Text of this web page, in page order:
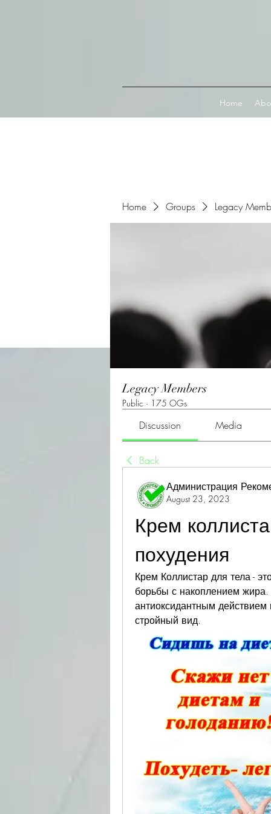
Home
Home Groups Legacy
Legacy Members
Public · 175 OGs
Discussion Media
Back
Администрация
August 23, 2023
Крем
похудения
Крем Коллистар для тела -
борьбы с накоплением
антиоксидантным
стройный вид.